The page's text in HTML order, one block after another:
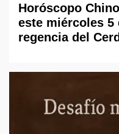
Horóscopo
este miércoles 5
regencia del